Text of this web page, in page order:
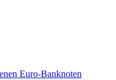
Euro-Banknoten